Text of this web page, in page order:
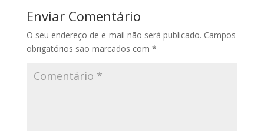
Enviar Comentário
O seu endereço de e-mail não será publicado. Campos
obrigatórios são marcados com *